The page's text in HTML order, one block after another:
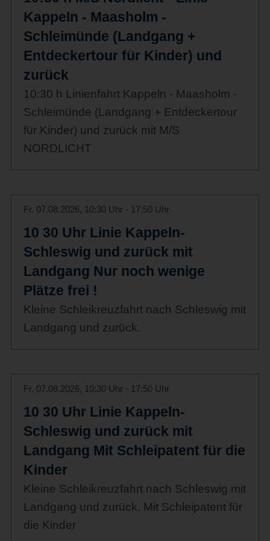
Kappeln - Maasholm -
Schleimünde (Landgang +
Entdeckertour für Kinder) und
zurück
10:30 h Linienfahrt Kappeln - Maasholm -
Schleimünde (Landgang + Entdeckertour
für Kinder) und zurück mit M/S
NORDLICHT
Fr. 07.08.2026, 10:30 Uhr - 17:50 Uhr
10 30 Uhr Linie Kappeln-
Schleswig und zurück mit
Landgang Nur noch wenige
Plätze frei !
Kleine Schleikreuzfahrt nach Schleswig mit
Landgang und zurück.
Fr. 07.08.2026, 10:30 Uhr - 17:50 Uhr
10 30 Uhr Linie Kappeln-
Schleswig und zurück mit
Landgang Mit Schleipatent für die
Kinder
Kleine Schleikreuzfahrt nach Schleswig mit
Landgang und zurück. Mit Schleipatent für
die Kinder